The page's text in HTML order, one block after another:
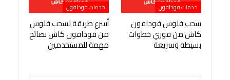
خدمات فودافون
سحب فلوس فودافون
كاش من فوري خطوات
بسيطة وسريعة
خدمات فودافون
أسرع طريقة لسحب فلوس
من فودافون كاش نصائح
مهمة للمستخدمين